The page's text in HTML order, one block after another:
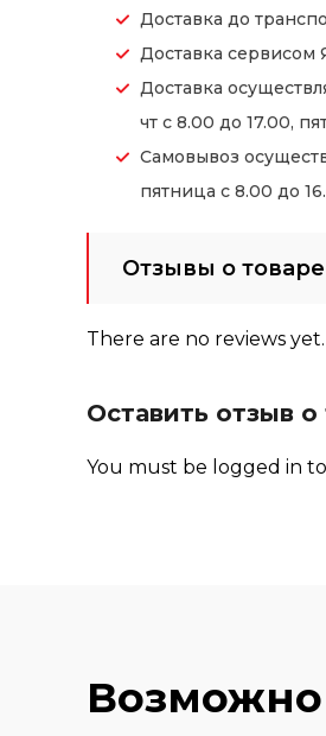
Доставка до
Доставка сервисом
Доставка
чт с 8.00 до 17.00,
Самовывоз
пятница с 8.00 до
Отзывы о товаре
There are no reviews yet.
Оставить отзыв о
You must be logged in
Возможно